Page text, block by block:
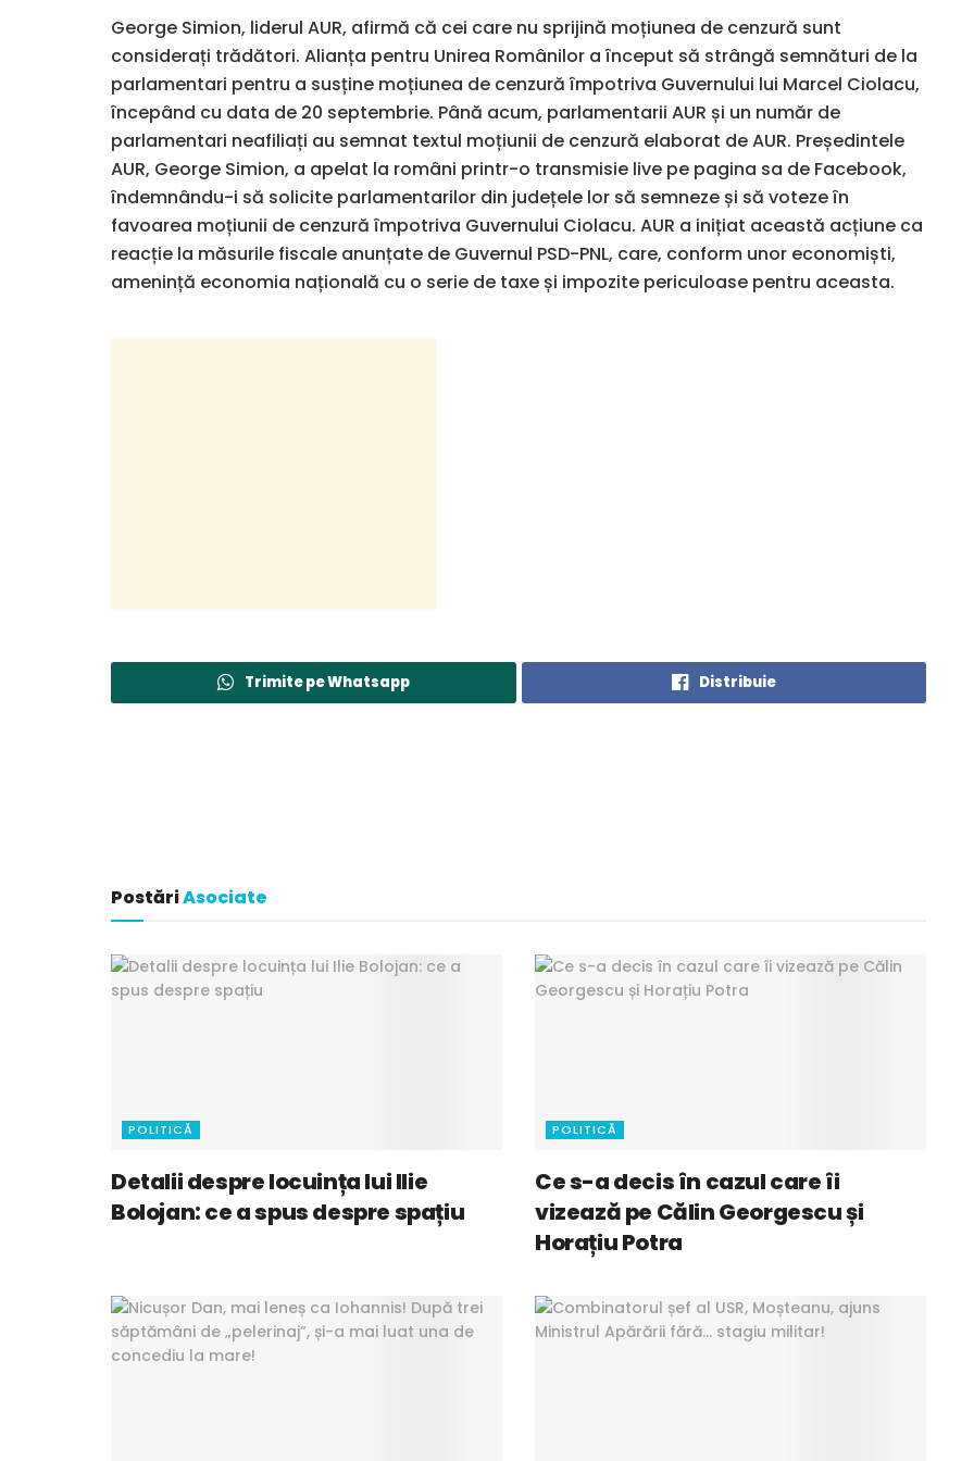
George Simion, liderul AUR, afirmă că cei care nu sprijină moțiunea de cenzură sunt
considerați trădători. Alianța pentru Unirea Românilor a început să strângă semnături de la
parlamentari pentru a susține moțiunea de cenzură împotriva Guvernului lui Marcel Ciolacu,
începând cu data de 20 septembrie. Până acum, parlamentarii AUR și un număr de
parlamentari neafiliați au semnat textul moțiunii de cenzură elaborat de AUR. Președintele
AUR, George Simion, a apelat la români printr-o transmisie live pe pagina sa de Facebook,
îndemnându-i să solicite parlamentarilor din județele lor să semneze și să voteze în
favoarea moțiunii de cenzură împotriva Guvernului Ciolacu. AUR a inițiat această acțiune ca
reacție la măsurile fiscale anunțate de Guvernul PSD-PNL, care, conform unor economiști,
amenință economia națională cu o serie de taxe și impozite periculoase pentru aceasta.
Trimite pe Whatsapp Distribuie
PostăriAsociate
POLITICĂ
Detalii despre locuința lui Ilie
Bolojan: ce a spus despre spațiu
POLITICĂ
Ce s-a decis în cazul care îi
vizează pe Călin Georgescu și
Horațiu Potra